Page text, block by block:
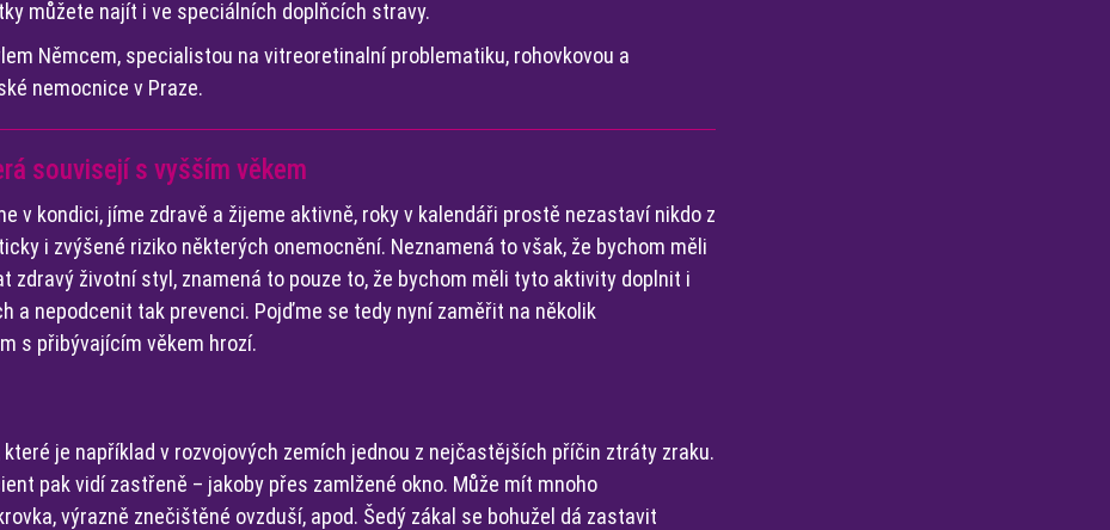
můžete najít i ve speciálních doplňcích stravy.
Němcem, specialistou na vitreoretinalní problematiku, rohovkovou a
nemocnice v Praze.
souvisejí s vyšším věkem
v kondici, jíme zdravě a žijeme aktivně, roky v kalendáři prostě nezastaví nikdo z
i zvýšené riziko některých onemocnění. Neznamená to však, že bychom měli
zdravý životní styl, znamená to pouze to, že bychom měli tyto aktivity doplnit i
a nepodcenit tak prevenci. Pojďme se tedy nyní zaměřit na několik
s přibývajícím věkem hrozí.
je například v rozvojových zemích jednou z nejčastějších příčin ztráty zraku.
pak vidí zastřeně – jakoby přes zamlžené okno. Může mít mnoho
výrazně znečištěné ovzduší, apod. Šedý zákal se bohužel dá zastavit